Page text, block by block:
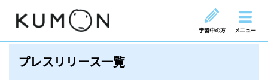
学習中の方 メニュー
プレスリリース一覧